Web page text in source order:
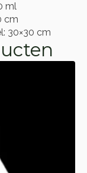
ml
cm
30×30 cm